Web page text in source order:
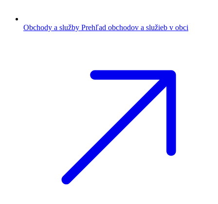
Obchody a služby Prehľad obchodov a služieb v obci